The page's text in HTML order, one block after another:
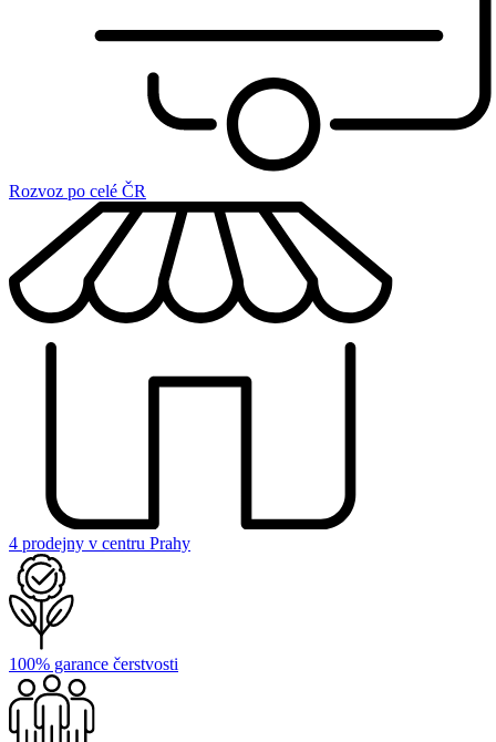
Rozvoz po celé ČR
4 prodejny v centru Prahy
100% garance čerstvosti